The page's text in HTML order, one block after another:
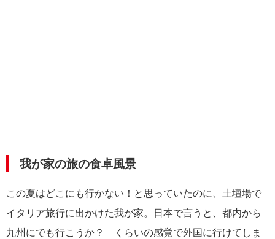
我が家の旅の食卓風景
この夏はどこにも行かない！と思っていたのに、土壇場で
イタリア旅行に出かけた我が家。日本で言うと、都内から
九州にでも行こうか？ くらいの感覚で外国に行けてしま